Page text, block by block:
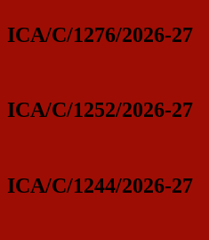
ICA/C/1276/2026-27
ICA/C/1252/2026-27
ICA/C/1244/2026-27